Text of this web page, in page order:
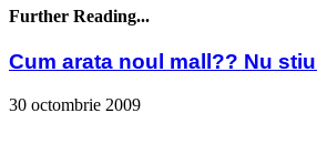
Further Reading...
Cum arata noul mall?? Nu
30 octombrie 2009